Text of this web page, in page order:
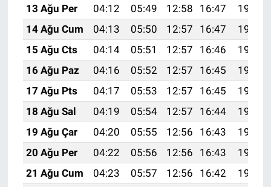
13 Ağu Per
04:12 05:49 12:58 16:47
19:56
14 Ağu Cum
04:13 05:50 12:57 16:47
19:55
15 Ağu Cts
04:14 05:51 12:57 16:46
19:54
16 Ağu Paz
04:16 05:52 12:57 16:45
19:52
17 Ağu Pts
04:17 05:53 12:57 16:45
19:51
18 Ağu Sal
04:19 05:54 12:57 16:44
19:49
19 Ağu Çar
04:20 05:55 12:56 16:43
19:48
20 Ağu Per
04:22 05:56 12:56 16:43
19:47
21 Ağu Cum
04:23 05:57 12:56 16:42
19:45